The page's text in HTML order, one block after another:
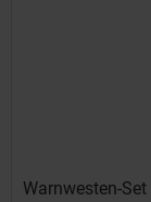
Warnwesten-